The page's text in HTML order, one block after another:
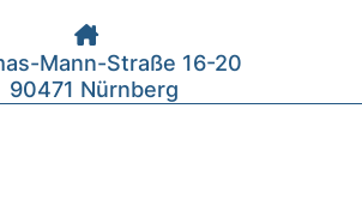
Mann-Straße 16-20
90471 Nürnberg